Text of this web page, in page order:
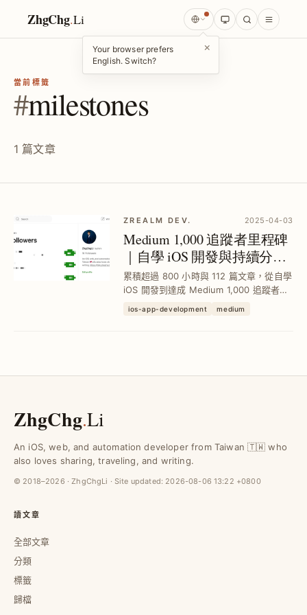
ZhgChg.Li
Your browser prefers
English. Switch?
×
當前標籤
#milestones
1 篇文章
ZREALM DEV. 2025-04-03
Medium 1,000 追蹤者里程碑
｜自學 iOS 開發與持續分享
經驗的成長歷程
累積超過 800 小時與 112 篇文章，從自學
iOS 開發到達成 Medium 1,000 追蹤者，
開發者突破學習瓶頸，實現穩定成長與影
ios-app-development medium
ZhgChg.Li
An iOS, web, and automation developer from Taiwan 🇹🇼 who
also loves sharing, traveling, and writing.
© 2018–2026 · ZhgChgLi · Site updated: 2026-08-06 13:22 +0800
讀文章
全部文章
分類
標籤
歸檔